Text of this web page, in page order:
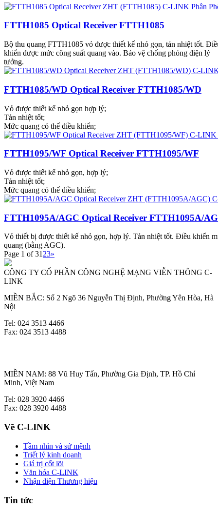
FTTH1085 Optical Receiver FTTH1085
Bộ thu quang FTTH1085 vỏ được thiết kế nhỏ gọn, tản nhiệt tốt.
khiển được mức công suất quang vào. Bảo vệ chống phóng điện lý
tưởng.
FTTH1085/WD Optical Receiver FTTH1085/WD
Vỏ được thiết kế nhỏ gọn hợp lý;
Tản nhiệt tốt;
Mức quang có thể điều khiển;
FTTH1095/WF Optical Receiver FTTH1095/WF
Vỏ được thiết kế nhỏ gọn, hợp lý;
Tản nhiệt tốt;
Mức quang có thể điều khiển;
FTTH1095A/AGC Optical Receiver FTTH1095A/
Vỏ thiết bị được thiết kế nhỏ gọn, hợp lý. Tản nhiệt tốt. Điều khiển
quang (bằng AGC).
Page 1 of 3123»
CÔNG TY CỔ PHẦN CÔNG NGHỆ MẠNG VIỄN THÔNG C-
LINK
MIỀN BẮC: Số 2 Ngõ 36 Nguyễn Thị Định, Phường Yên Hòa, Hà
Nội
Tel: 024 3513 4466
Fax: 024 3513 4488
MIỀN NAM: 88 Vũ Huy Tấn, Phường Gia Định, TP. Hồ Chí
Minh, Việt Nam
Tel: 028 3920 4466
Fax: 028 3920 4488
Về C-LINK
Tầm nhìn và sứ mệnh
Triết lý kinh doanh
Giá trị cốt lõi
Văn hóa C-LINK
Nhận diện Thương hiệu
Tin tức